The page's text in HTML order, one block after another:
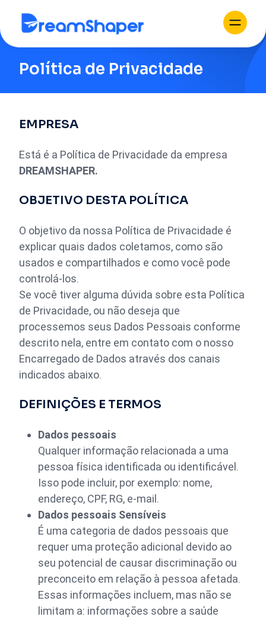
Política de Privacidade
EMPRESA
Está é a Política de Privacidade da empresa
DREAMSHAPER.
OBJETIVO DESTA POLÍTICA
O objetivo da nossa Política de Privacidade é
explicar quais dados coletamos, como são
usados ​​e compartilhados e como você pode
controlá-los.
Se você tiver alguma dúvida sobre esta Política
de Privacidade, ou não deseja que
processemos seus Dados Pessoais conforme
descrito nela, entre em contato com o nosso
Encarregado de Dados através dos canais
indicados abaixo.
DEFINIÇÕES E TERMOS
Dados pessoais
Qualquer informação relacionada a uma
pessoa física identificada ou identificável.
Isso pode incluir, por exemplo: nome,
endereço, CPF, RG, e-mail.
Dados pessoais Sensíveis
É uma categoria de dados pessoais que
requer uma proteção adicional devido ao
seu potencial de causar discriminação ou
preconceito em relação à pessoa afetada.
Essas informações incluem, mas não se
limitam a: informações sobre a saúde